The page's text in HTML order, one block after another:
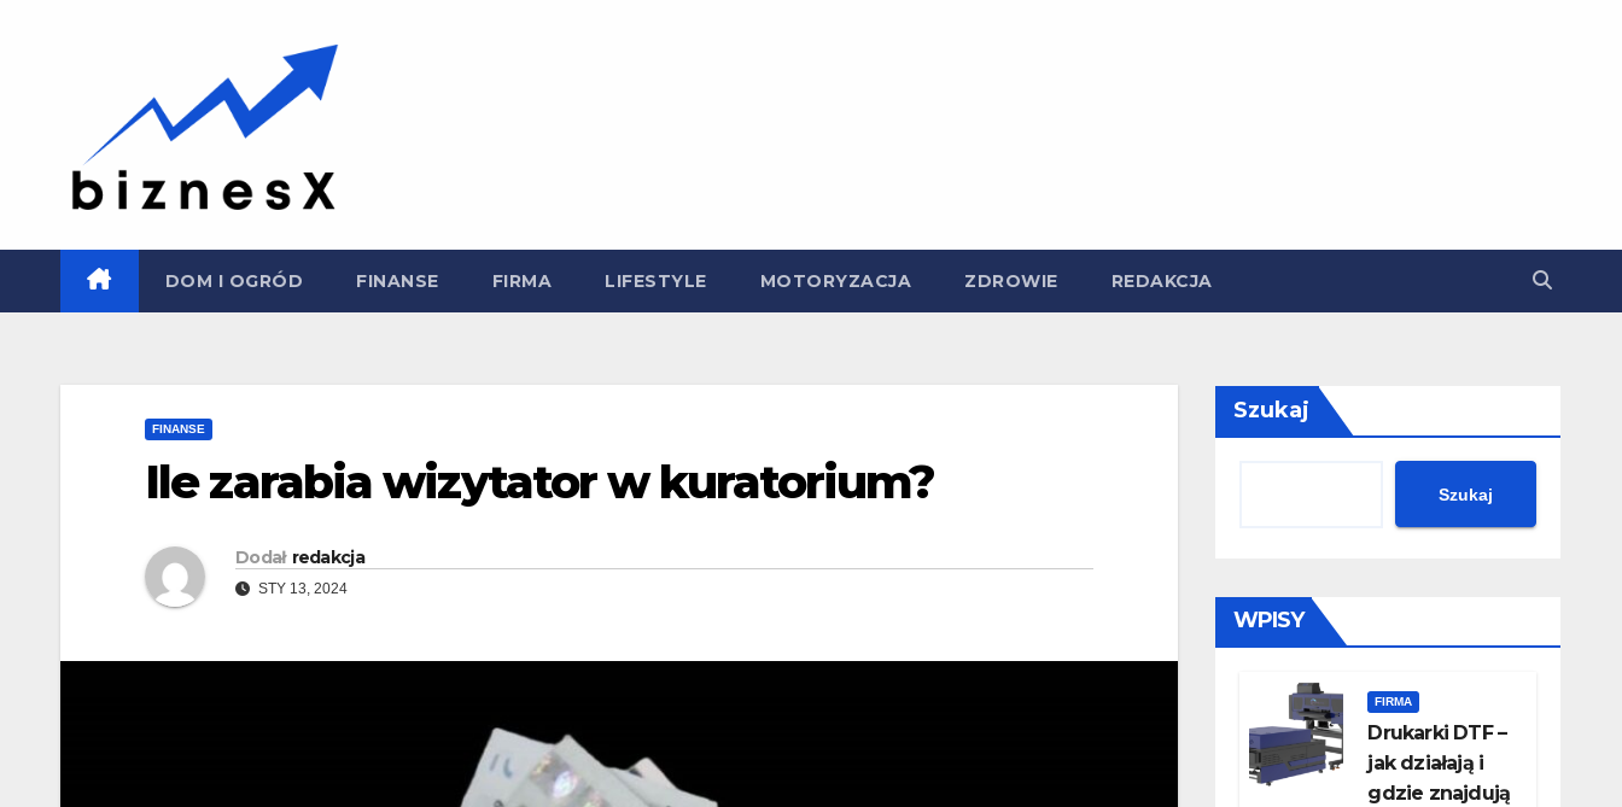
DOM I OGRÓD FINANSE FIRMA LIFESTYLE MOTORYZACJA ZDROWIE REDAKCJA
FINANSE
Ile zarabia wizytator w kuratorium?
Dodał redakcja
STY 13, 2024
Szukaj
Szukaj
WPISY
FIRMA
Drukarki DTF –
jak działają i
gdzie znajdują